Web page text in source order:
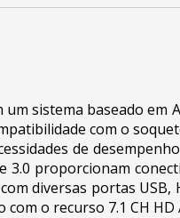
sistema baseado
com o
de
proporcionam
diversas portas
o recurso 7.1 CH HD